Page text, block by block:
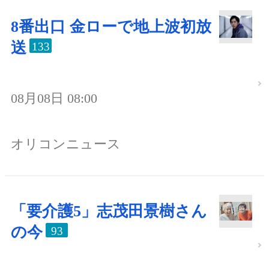
8番出口 金ローで地上波初放
送 133
08月08日 08:00
オリコンニュース
「要介護5」志茂田景樹さん
の今
93